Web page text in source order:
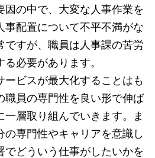
因の中で、大変な人事作業を
事配置について不平不満がな
ですが、職員は人事課の苦労
必要があります。
ビスが最大化することはも
職員の専門性を良い形で伸ば
一層取り組んでいきます。ま
の専門性やキャリアを意識し
でどういう仕事がしたいかを